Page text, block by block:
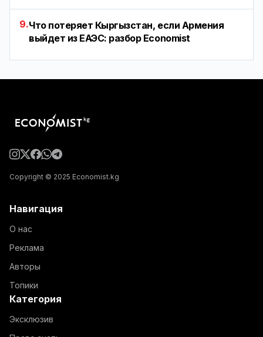
9.Что потеряет Кыргызстан, если Армения
выйдет из ЕАЭС: разбор Economist
Copyright © 2025 Economist.kg
Навигация
О нас
Реклама
Авторы
Топики
Категория
Эксклюзив